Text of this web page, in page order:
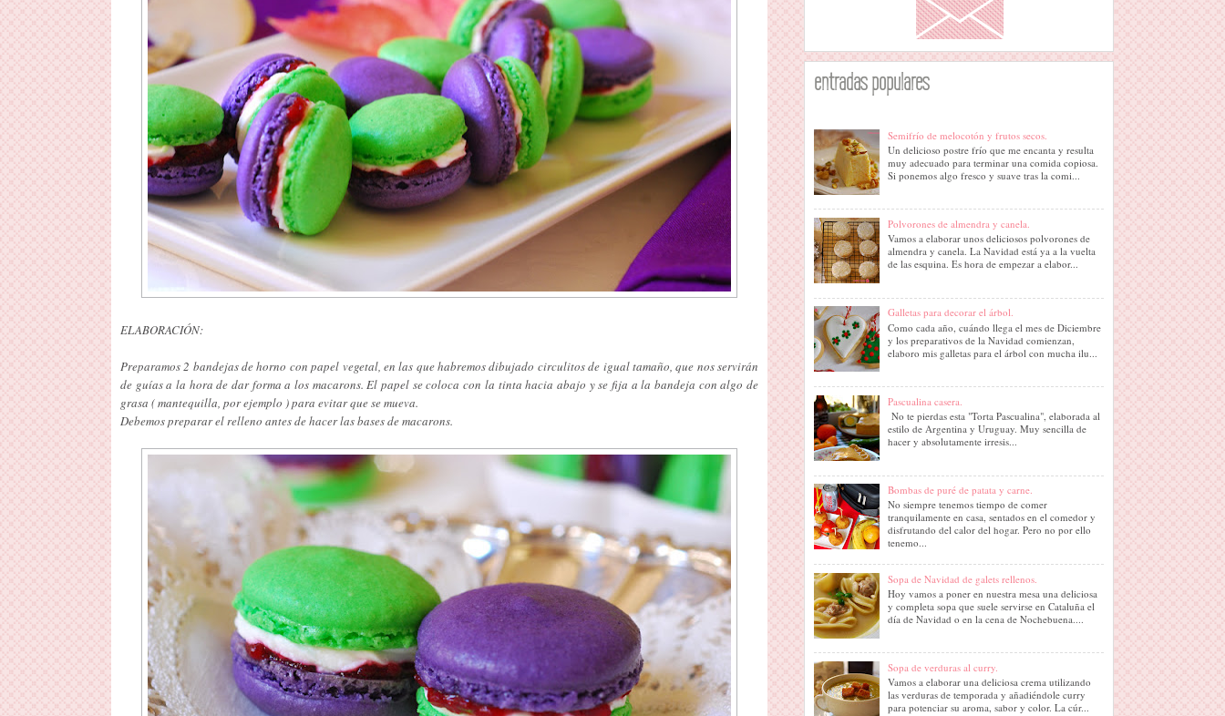
ELABORACIÓN:
Preparamos 2 bandejas de horno con papel vegetal, en las que habremos dibujado circulitos de igual tamaño, que nos servirán
de guías a la hora de dar forma a los macarons. El papel se coloca con la tinta hacia abajo y se fija a la bandeja con algo de
grasa ( mantequilla, por ejemplo ) para evitar que se mueva.
Debemos preparar el relleno antes de hacer las bases de macarons.
entradas populares
Semifrío de melocotón y frutos secos.
Un delicioso postre frío que me encanta y resulta
muy adecuado para terminar una comida copiosa.
Si ponemos algo fresco y suave tras la comi...
Polvorones de almendra y canela.
Vamos a elaborar unos deliciosos polvorones de
almendra y canela. La Navidad está ya a la vuelta
de las esquina. Es hora de empezar a elabor...
Galletas para decorar el árbol.
Como cada año, cuándo llega el mes de Diciembre
y los preparativos de la Navidad comienzan,
elaboro mis galletas para el árbol con mucha ilu...
Pascualina casera.
No te pierdas esta "Torta Pascualina", elaborada al
estilo de Argentina y Uruguay. Muy sencilla de
hacer y absolutamente irresis...
Bombas de puré de patata y carne.
No siempre tenemos tiempo de comer
tranquilamente en casa, sentados en el comedor y
disfrutando del calor del hogar. Pero no por ello
tenemo...
Sopa de Navidad de galets rellenos.
Hoy vamos a poner en nuestra mesa una deliciosa
y completa sopa que suele servirse en Cataluña el
día de Navidad o en la cena de Nochebuena....
Sopa de verduras al curry.
Vamos a elaborar una deliciosa crema utilizando
las verduras de temporada y añadiéndole curry
para potenciar su aroma, sabor y color. La cúr...